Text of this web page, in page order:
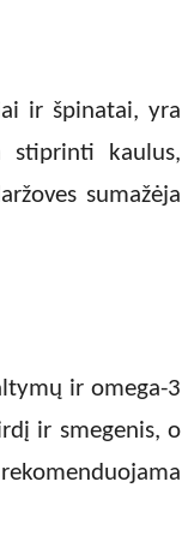
ir špinatai, yra
stiprinti kaulus,
sumažėja
ir omega-3
ir smegenis, o